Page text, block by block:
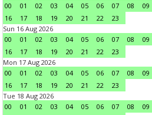
00
01 02 03 04 05 06 07 08 09
16
17 18 19 20 21 22
23
Sun 16 Aug 2026
00
01 02 03 04 05 06 07 08 09
16
17 18 19 20 21 22
23
Mon 17 Aug 2026
00
01 02 03 04 05 06 07 08 09
16
17 18 19 20 21 22
23
Tue 18 Aug 2026
00
01 02 03 04 05 06 07 08 09